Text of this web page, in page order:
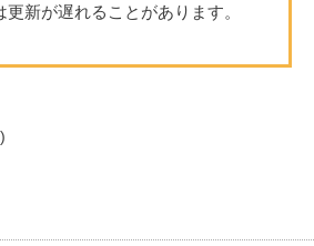
新が遅れることがあります。